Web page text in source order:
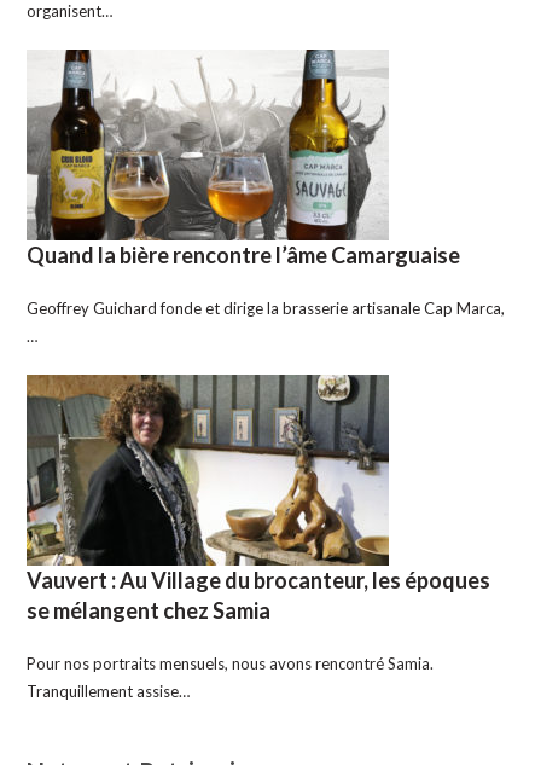
organisent…
Quand la bière rencontre l’âme Camarguaise
Geoffrey Guichard fonde et dirige la brasserie artisanale Cap Marca,
…
Vauvert : Au Village du brocanteur, les époques
se mélangent chez Samia
Pour nos portraits mensuels, nous avons rencontré Samia.
Tranquillement assise…